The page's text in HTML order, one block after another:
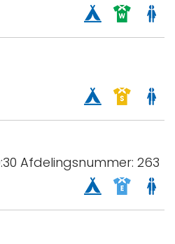
Afdelingsnummer: 263